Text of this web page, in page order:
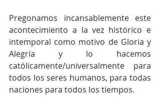
Pregonamos incansablemente este
acontecimiento a la vez histórico e
intemporal como motivo de Gloria y
Alegría y lo hacemos
católicamente/universalmente para
todos los seres humanos, para todas
naciones para todos los tiempos.